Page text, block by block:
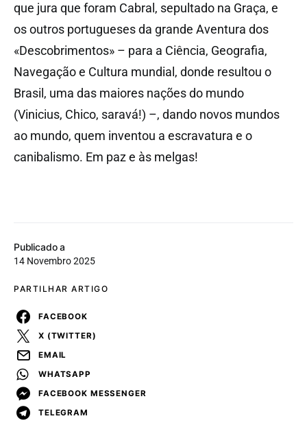
Publicado a
14 Novembro 2025
PARTILHAR ARTIGO
FACEBOOK
X (TWITTER)
EMAIL
WHATSAPP
FACEBOOK MESSENGER
TELEGRAM
que jura que foram Cabral, sepultado na Graça, e
os outros portugueses da grande Aventura dos
«Descobrimentos» – para a Ciência, Geografia,
Navegação e Cultura mundial, donde resultou o
Brasil, uma das maiores nações do mundo
(Vinicius, Chico, saravá!) –, dando novos mundos
ao mundo, quem inventou a escravatura e o
canibalismo. Em paz e às melgas!